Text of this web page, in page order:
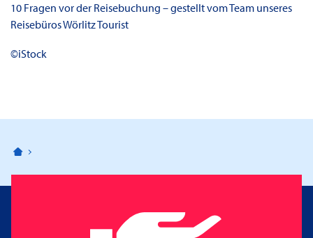
10 Fragen vor der Reisebuchung – gestellt vom Team unseres
Reisebüros Wörlitz Tourist
©iStock
Bahnhofspassagen Potsdam